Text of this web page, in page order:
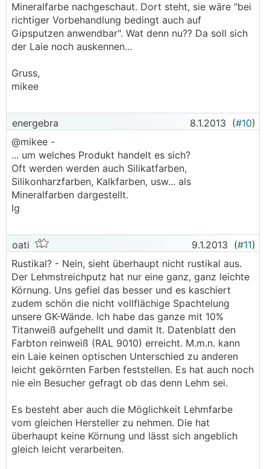
Mineralfarbe nachgeschaut. Dort steht, sie wäre "bei
richtiger Vorbehandlung bedingt auch auf
Gipsputzen anwendbar". Wat denn nu?? Da soll sich
der Laie noch auskennen...
Gruss,
mikee
energebra 8.1.2013 (#10)
@mikee -
... um welches Produkt handelt es sich?
Oft werden werden auch Silikatfarben,
Silikonharzfarben, Kalkfarben, usw... als
Mineralfarben dargestellt.
lg
oati 9.1.2013 (#11)
Rustikal? - Nein, sieht überhaupt nicht rustikal aus.
Der Lehmstreichputz hat nur eine ganz, ganz leichte
Körnung. Uns gefiel das besser und es kaschiert
zudem schön die nicht vollflächige Spachtelung
unsere GK-Wände. Ich habe das ganze mit 10%
Titanweiß aufgehellt und damit lt. Datenblatt den
Farbton reinweiß (RAL 9010) erreicht. M.m.n. kann
ein Laie keinen optischen Unterschied zu anderen
leicht gekörnten Farben feststellen. Es hat auch noch
nie ein Besucher gefragt ob das denn Lehm sei.
Es besteht aber auch die Möglichkeit Lehmfarbe
vom gleichen Hersteller zu nehmen. Die hat
überhaupt keine Körnung und lässt sich angeblich
gleich leicht verarbeiten.